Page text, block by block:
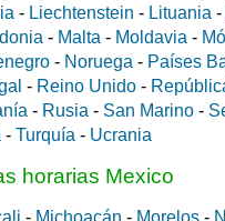
- Liechtenstein - Lituania -
- Malta - Moldavia -
- Noruega - Países
- Reino Unido -
- Rusia - San Marino -
- Turquía - Ucrania
horarias Mexico